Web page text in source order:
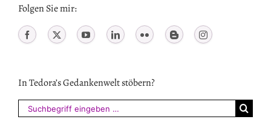
Folgen Sie mir:
In Tedora’s Gedankenwelt stöbern?
Suchen
nach: